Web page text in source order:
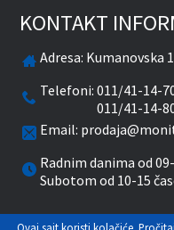
KONTAKT
Adresa: Kumanovska
Telefoni:011/41-14-
011/41-14-
Email:
Radnim danima od
Subotom od 10-15